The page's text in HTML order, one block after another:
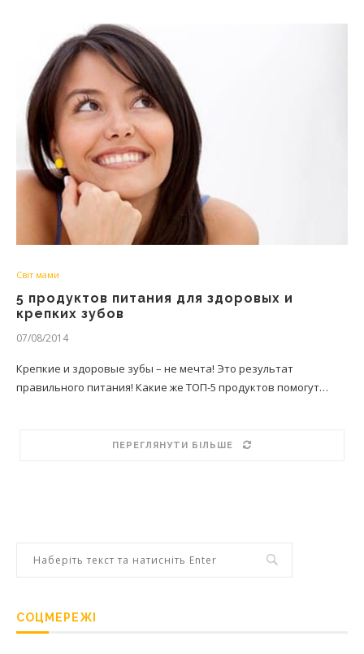
Світ мами
5 продуктов питания для здоровых и
крепких зубов
07/08/2014
Крепкие и здоровые зубы – не мечта! Это результат
правильного питания! Какие же ТОП-5 продуктов помогут…
ПЕРЕГЛЯНУТИ БІЛЬШЕ
СОЦМЕРЕЖІ